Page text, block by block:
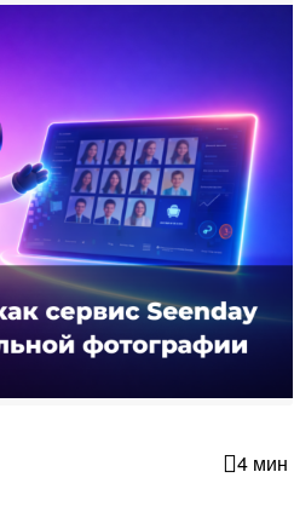
4 мин